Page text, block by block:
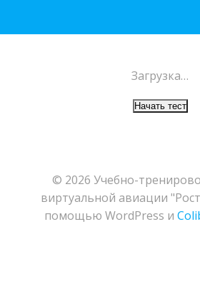
Загрузка…
© 2026 Учебно-
виртуальной авиации
помощью WordPress и